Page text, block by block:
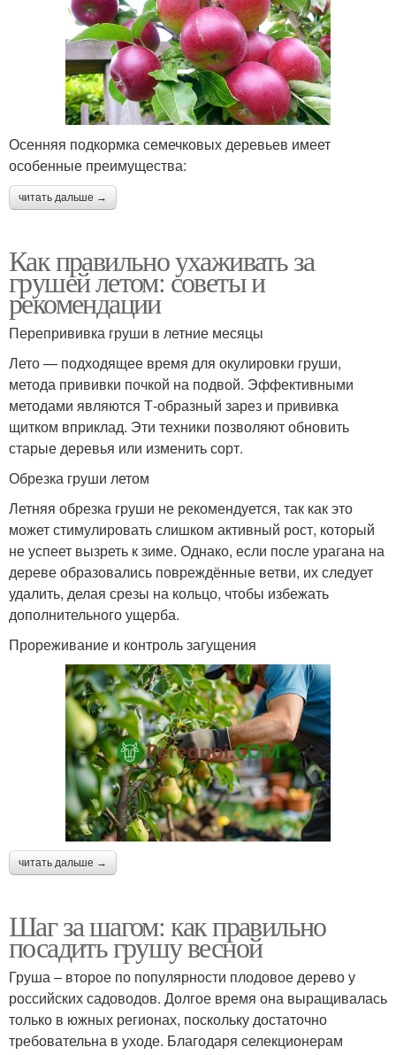
Осенняя подкормка семечковых деревьев имеет
особенные преимущества:
читать дальше →
Как правильно ухаживать за
грушей летом: советы и
рекомендации
Перепрививка груши в летние месяцы
Лето — подходящее время для окулировки груши,
метода прививки почкой на подвой. Эффективными
методами являются Т-образный зарез и прививка
щитком вприклад. Эти техники позволяют обновить
старые деревья или изменить сорт.
Обрезка груши летом
Летняя обрезка груши не рекомендуется, так как это
может стимулировать слишком активный рост, который
не успеет вызреть к зиме. Однако, если после урагана на
дереве образовались повреждённые ветви, их следует
удалить, делая срезы на кольцо, чтобы избежать
дополнительного ущерба.
Прореживание и контроль загущения
читать дальше →
Шаг за шагом: как правильно
посадить грушу весной
Груша – второе по популярности плодовое дерево у
российских садоводов. Долгое время она выращивалась
только в южных регионах, поскольку достаточно
требовательна в уходе. Благодаря селекционерам